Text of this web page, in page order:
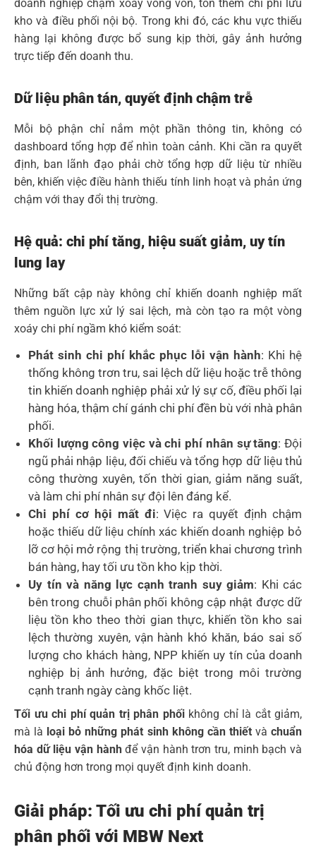
doanh nghiệp chậm xoay vòng vốn, tốn thêm chi phí lưu
kho và điều phối nội bộ. Trong khi đó, các khu vực thiếu
hàng lại không được bổ sung kịp thời, gây ảnh hưởng
trực tiếp đến doanh thu.
Dữ liệu phân tán, quyết định chậm trễ
Mỗi bộ phận chỉ nắm một phần thông tin, không có
dashboard tổng hợp để nhìn toàn cảnh. Khi cần ra quyết
định, ban lãnh đạo phải chờ tổng hợp dữ liệu từ nhiều
bên, khiến việc điều hành thiếu tính linh hoạt và phản ứng
chậm với thay đổi thị trường.
Hệ quả: chi phí tăng, hiệu suất giảm, uy tín
lung lay
Những bất cập này không chỉ khiến doanh nghiệp mất
thêm nguồn lực xử lý sai lệch, mà còn tạo ra một vòng
xoáy chi phí ngầm khó kiểm soát:
Phát sinh chi phí khắc phục lỗi vận hành: Khi hệ
thống không trơn tru, sai lệch dữ liệu hoặc trễ thông
tin khiến doanh nghiệp phải xử lý sự cố, điều phối lại
hàng hóa, thậm chí gánh chi phí đền bù với nhà phân
phối.
Khối lượng công việc và chi phí nhân sự tăng: Đội
ngũ phải nhập liệu, đối chiếu và tổng hợp dữ liệu thủ
công thường xuyên, tốn thời gian, giảm năng suất,
và làm chi phí nhân sự đội lên đáng kể.
Chi phí cơ hội mất đi: Việc ra quyết định chậm
hoặc thiếu dữ liệu chính xác khiến doanh nghiệp bỏ
lỡ cơ hội mở rộng thị trường, triển khai chương trình
bán hàng, hay tối ưu tồn kho kịp thời.
Uy tín và năng lực cạnh tranh suy giảm: Khi các
bên trong chuỗi phân phối không cập nhật được dữ
liệu tồn kho theo thời gian thực, khiến tồn kho sai
lệch thường xuyên, vận hành khó khăn, báo sai số
lượng cho khách hàng, NPP khiến uy tín của doanh
nghiệp bị ảnh hưởng, đặc biệt trong môi trường
cạnh tranh ngày càng khốc liệt.
Tối ưu chi phí quản trị phân phốikhông chỉ là cắt giảm,
mà là loại bỏ những phát sinh không cần thiếtvàchuẩn
hóa dữ liệu vận hànhđể vận hành trơn tru, minh bạch và
chủ động hơn trong mọi quyết định kinh doanh.
Giải pháp: Tối ưu chi phí quản trị
phân phối với MBW Next